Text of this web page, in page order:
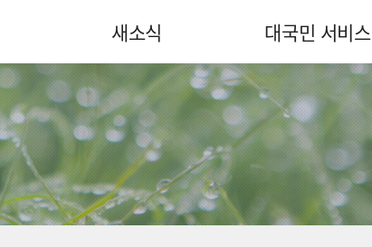
새소식 대국민 서비스